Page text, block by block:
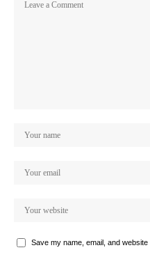
Save my name, email, and